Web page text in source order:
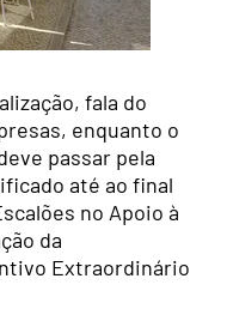
fala do
enquanto o
passar pela
até ao final
no Apoio à
da
Extraordinário